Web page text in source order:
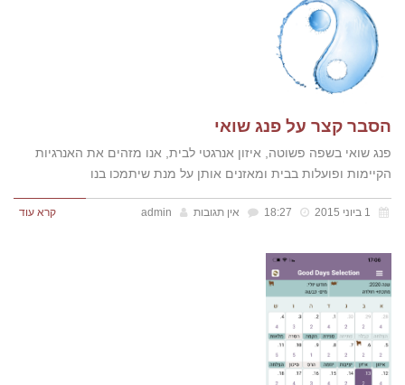
הסבר קצר על פנג שואי
פנג שואי בשפה פשוטה, איזון אנרגטי לבית, אנו מזהים את האנרגיות
הקיימות ופועלות בבית ומאזנים אותן על מנת שיתמכו בנו
אין תגובות admin קרא עוד